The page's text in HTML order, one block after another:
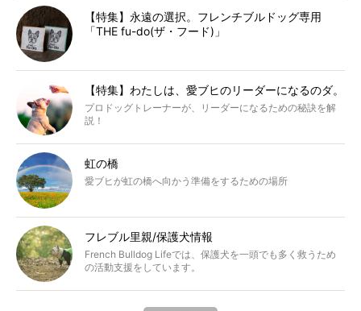
【特集】永遠の選択。フレンチブルドッグ専用
「THE fu-do(ザ・フード)」
【特集】わたしは、愛ブヒのリーダーになるのダ。
プロドッグトレーナーが、リーダーになるための秘訣を解
説！
虹の橋
愛ブヒが虹の橋へ向かう準備をするための場所
フレブル里親/保護犬情報
French Bulldog Lifeでは、保護犬を一頭でも多く救うため
の活動支援をしています。